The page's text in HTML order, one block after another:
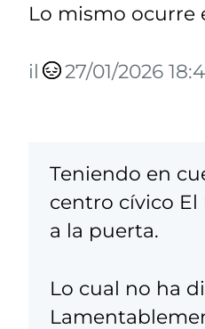
Lo mismo ocurre
il 27/01/2026
Teniendo en
centro cívico
a la puerta.
Lo cual no ha